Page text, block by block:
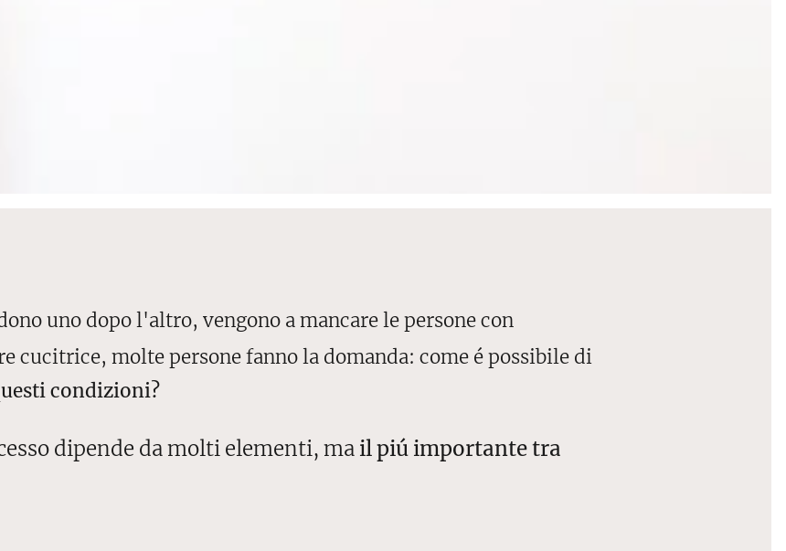
uno dopo l'altro, vengono a mancare le persone con
cucitrice, molte persone fanno la domanda: come é possibile di
condizioni?
dipende da molti elementi, ma il piú importante tra